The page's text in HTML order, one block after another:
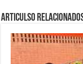
Articulso